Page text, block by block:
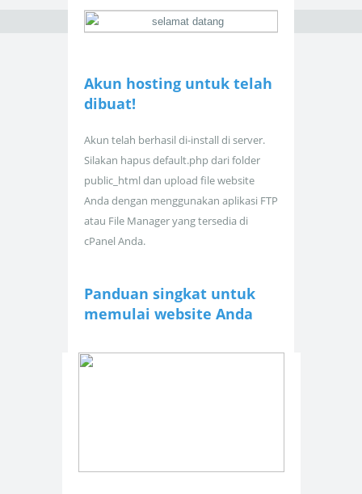
Akun hosting untuk telah
dibuat!
Akun telah berhasil di-install di server.
Silakan hapus default.php dari folder
public_html dan upload file website
Anda dengan menggunakan aplikasi FTP
atau File Manager yang tersedia di
cPanel Anda.
Panduan singkat untuk
memulai website Anda